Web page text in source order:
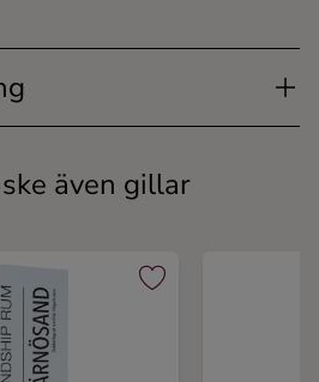
även gillar